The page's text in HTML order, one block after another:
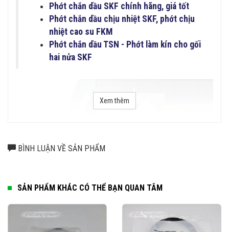
Phớt chắn dầu SKF chính hãng, giá tốt
Phớt chắn dầu chịu nhiệt SKF, phớt chịu
nhiệt cao su FKM
Phớt chắn dầu TSN - Phớt làm kín cho gối
hai nửa SKF
Xem thêm
BÌNH LUẬN VỀ SẢN PHẨM
SẢN PHẨM KHÁC CÓ THỂ BẠN QUAN TÂM